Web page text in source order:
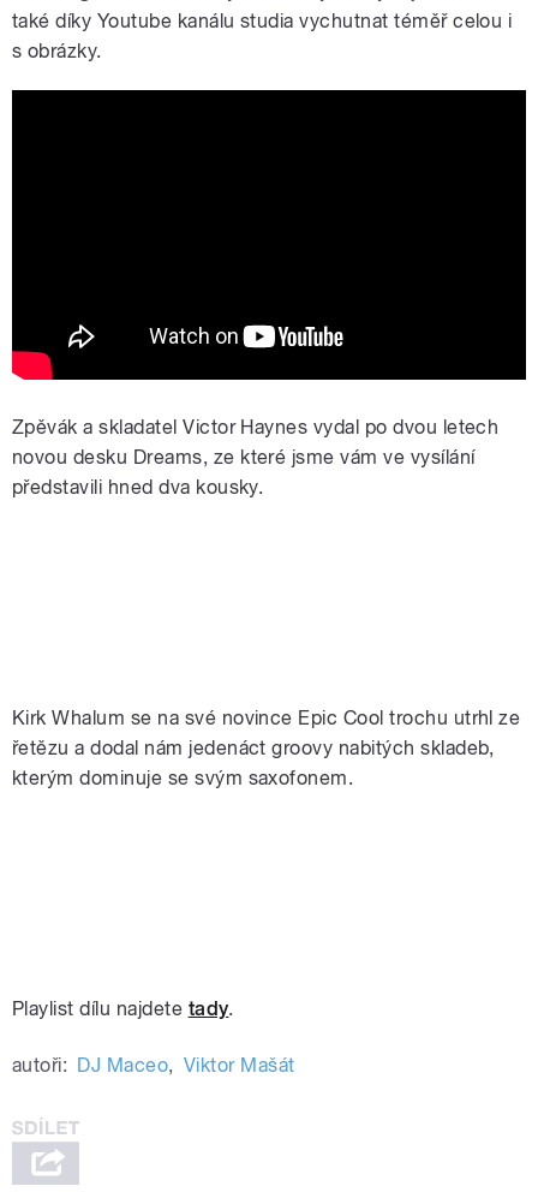
také díky Youtube kanálu studia vychutnat téměř celou i
s obrázky.
Zpěvák a skladatel Victor Haynes vydal po dvou letech
novou desku Dreams, ze které jsme vám ve vysílání
představili hned dva kousky.
Kirk Whalum se na své novince Epic Cool trochu utrhl ze
řetězu a dodal nám jedenáct groovy nabitých skladeb,
kterým dominuje se svým saxofonem.
Playlist dílu najdete tady.
autoři: DJ Maceo, Viktor Mašát